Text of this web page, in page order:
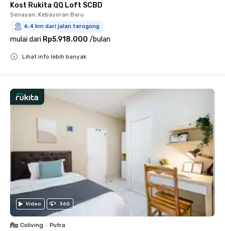
Kost Rukita QQ Loft SCBD
Senayan, Kebayoran Baru
6.4 km dari jalan terogong
mulai dari Rp5.918.000 /bulan
Lihat info lebih banyak
Video 360
Coliving • Putra